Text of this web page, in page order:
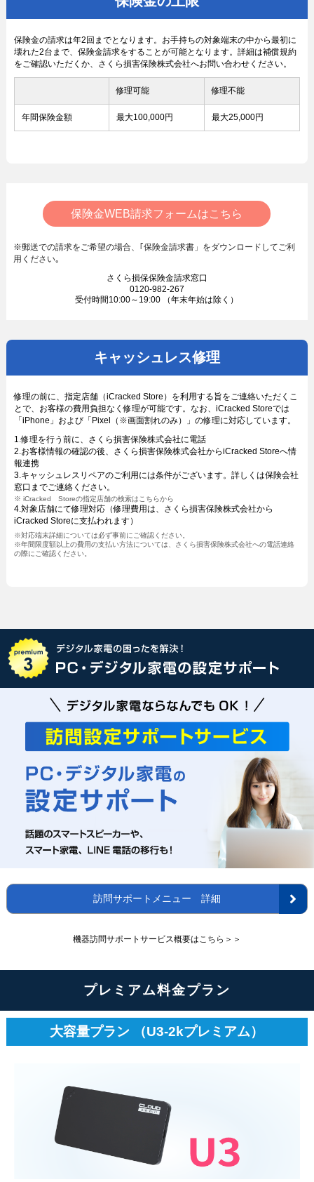
保険金の請求は年2回までとなります。お手持ちの対象端末の中から最初に
壊れた2台まで、保険金請求をすることが可能となります。詳細は補償規約
をご確認いただくか、さくら損害保険株式会社へお問い合わせください。
修理可能 修理不能
年間保険金額 最大100,000円 最大25,000円
保険金WEB請求フォームはこちら
※郵送での請求をご希望の場合、｢保険金請求書」をダウンロードしてご利
用ください｡
さくら損保保険金請求窓口
0120-982-267
受付時間10:00～19:00 （年末年始は除く）
キャッシュレス修理
修理の前に、指定店舗（iCracked Store）を利用する旨をご連絡いただくこ
とで、お客様の費用負担なく修理が可能です。なお、iCracked Storeでは
「iPhone」および「Pixel（※画面割れのみ）」の修理に対応しています。
1.修理を行う前に、さくら損害保険株式会社に電話
2.お客様情報の確認の後、さくら損害保険株式会社からiCracked Storeへ情
報連携
3.キャッシュレスリペアのご利用には条件がございます。詳しくは保険会社
窓口までご連絡ください。
※ iCracked Storeの指定店舗の検索はこちらから
4.対象店舗にて修理対応（修理費用は、さくら損害保険株式会社から
iCracked Storeに支払われます）
※対応端末詳細については必ず事前にご確認ください。
※年間限度額以上の費用の支払い方法については、さくら損害保険株式会社への電話連絡
の際にご確認ください。
訪問サポートメニュー 詳細
パソコンまたはルーターなどの通信機器に対するインターネットの接続設
スマートフォン/タブレット基本設定
無線LANアクセスポイント設定
・無線LANルーターまたは無線アクセスポイント1台の機能(暗号化含む)設
・無線子機1台の接続設定を実施。
機器訪問サポートサービス概要は こちら ＞＞
プレミアム料金プラン
大容量プラン （U3-2kプレミアム）